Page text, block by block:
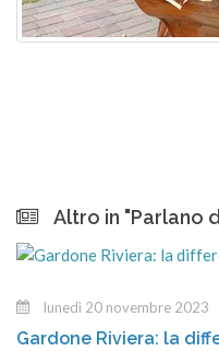
Altro in "Parlano
lunedì 20 novembre 2023
Gardone Riviera: la